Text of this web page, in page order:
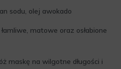
sodu, olej awokado
łamliwe, matowe oraz osłabione
maskę na wilgotne długości i